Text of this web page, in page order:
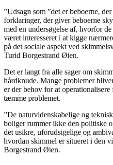
”Udsagn som ”det er beboerne,
forklaringer, der giver beboerne
med en undersøgelse af, hvorfor
været interesseret i at kigge
på det sociale aspekt ved
Turid Borgestrand Øien.
Det er langt fra alle sager om
hårdknude. Mange problemer
er der behov for at
tæmme problemet.
”De naturvidenskabelige og
boliger rummer ikke den politiske
det usikre, uforudsigelige og
hvordan skimmel er situeret i den
Borgestrand Øien.